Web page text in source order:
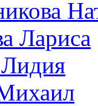
Лариса